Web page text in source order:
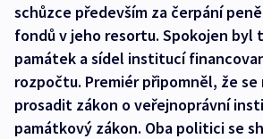
schůzce především za čerpání
fondů v jeho resortu. Spokojen byl
památek a sídel institucí
rozpočtu. Premiér připomněl, že
prosadit zákon o veřejnoprávní
památkový zákon. Oba politici se